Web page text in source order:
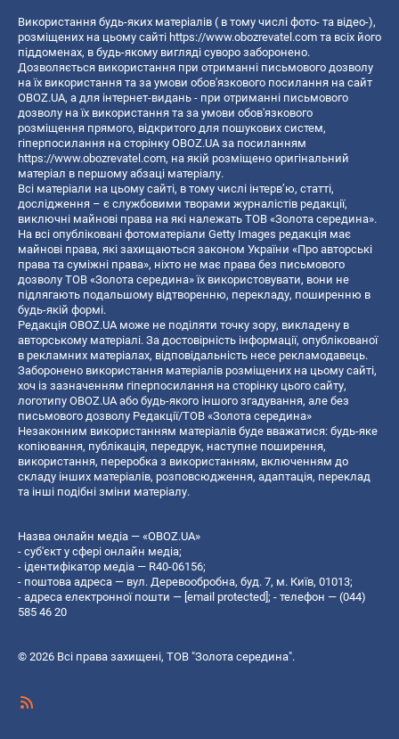
Використання будь-яких матеріалів ( в тому числі фото- та відео-),
розміщених на цьому сайті https://www.obozrevatel.com та всіх його
піддоменах, в будь-якому вигляді суворо заборонено.
Дозволяється використання при отриманні письмового дозволу
на їх використання та за умови обов'язкового посилання на сайт
OBOZ.UA, а для інтернет-видань - при отриманні письмового
дозволу на їх використання та за умови обов'язкового
розміщення прямого, відкритого для пошукових систем,
гіперпосилання на сторінку OBOZ.UA за посиланням
https://www.obozrevatel.com, на якій розміщено оригінальний
матеріал в першому абзаці матеріалу.
Всі матеріали на цьому сайті, в тому числі інтерв’ю, статті,
дослідження – є службовими творами журналістів редакції,
виключні майнові права на які належать ТОВ «Золота середина».
На всі опубліковані фотоматеріали Getty Images редакція має
майнові права, які захищаються законом України «Про авторські
права та суміжні права», ніхто не має права без письмового
дозволу ТОВ «Золота середина» їх використовувати, вони не
підлягають подальшому відтворенню, перекладу, поширенню в
будь-якій формі.
Редакція OBOZ.UA може не поділяти точку зору, викладену в
авторському матеріалі. За достовірність інформації, опублікованої
в рекламних матеріалах, відповідальність несе рекламодавець.
Заборонено використання матеріалів розміщених на цьому сайті,
хоч із зазначенням гіперпосилання на сторінку цього сайту,
логотипу OBOZ.UA або будь-якого іншого згадування, але без
письмового дозволу Редакції/ТОВ «Золота середина»
Незаконним використанням матеріалів буде вважатися: будь-яке
копiювання, публiкацiя, передрук, наступне поширення,
використання, переробка з використанням, включенням до
складу інших матеріалів, розповсюдження, адаптація, переклад
та інші подібні зміни матеріалу.
Назва онлайн медіа — «OBOZ.UA»
- суб'єкт у сфері онлайн медіа;
- ідентифікатор медіа — R40-06156;
- поштова адреса — вул. Деревообробна, буд. 7, м. Київ, 01013;
- адреса електронної пошти — [email protected] ; - телефон — (044)
585 46 20
© 2026 Всі права захищені, ТОВ "Золота середина".